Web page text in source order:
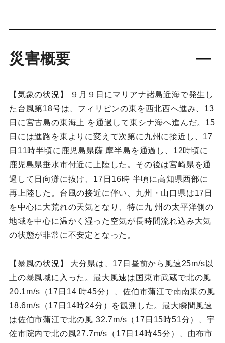
災害概要
【気象の状況】 ９月９日にマリアナ諸島近海で発生し
た台風第18号は、フィリピンの東を西北西へ進み、13
日に宮古島の東海上 を通過して東シナ海へ進んだ。15
日には進路を東よりに変えて次第に九州に接近し、17
日11時半頃に鹿児島県薩 摩半島を通過し、12時頃に
鹿児島県垂水市付近に上陸した。その後は宮崎県を通
過して日向灘に抜け、17日16時 半頃に高知県西部に
再上陸した。台風の接近に伴い、九州・山口県は17日
を中心に大荒れの天気となり、特に九 州の太平洋側の
地域を中心に温かく湿った空気が長時間流れ込み大気
の状態が非常に不安定となった。
【暴風の状況】 大分県は、17日昼前から風速25m/s以
上の暴風域に入った。最大風速は国東市武蔵で北の風
20.1m/s（17日14 時45分）、佐伯市蒲江で南南東の風
18.6m/s（17日14時24分）を観測した。最大瞬間風速
は佐伯市蒲江で北の風 32.7m/s（17日15時51分）、宇
佐市院内で北の風27.7m/s（17日14時45分）、由布市